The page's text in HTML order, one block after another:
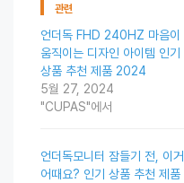
관련
언더독 FHD 240HZ 마음이
움직이는 디자인 아이템 인기
상품 추천 제품 2024
5월 27, 2024
"CUPAS"에서
언더독모니터 잠들기 전, 이거
어때요? 인기 상품 추천 제품